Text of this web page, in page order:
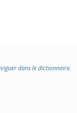
dans le dictionnaire.